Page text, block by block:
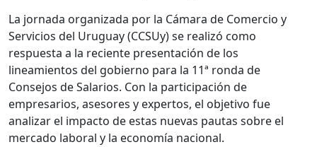
La jornada organizada por la Cámara de Comercio y
Servicios del Uruguay (CCSUy) se realizó como
respuesta a la reciente presentación de los
lineamientos del gobierno para la 11ª ronda de
Consejos de Salarios. Con la participación de
empresarios, asesores y expertos, el objetivo fue
analizar el impacto de estas nuevas pautas sobre el
mercado laboral y la economía nacional.